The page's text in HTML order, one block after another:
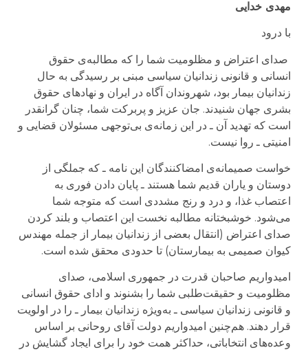
مهدی خدایی
با درود
صدای اعتراض و مظلومیت شما را که مطالبه‌ی حقوق
انسانی و قانونی زندانیان سیاسی مبنی بر رسیدگی به حال
زندانیان بیمار بود، شهروندان آگاه در ایران و نهادهای حقوق
بشری جهان شنیدند. جان عزیز و پربرکت شما، چنان گرانقدر
است که تهدید آن ـ در این زمانه‌ی بی‌توجهی مسئولان قضایی و
امنیتی ـ روا نیست.
خواست صمیمانه‌ی امضاکنندگان این نامه ـ که جملگی از
دوستان و یاران قدیم شما هستند ـ پایان دادن فوری به
اعتصاب غذا، و درد و رنج مشددی است که متوجه شما
می‌شود. خوشبختانه مطالبه نخست این اعتصاب و بلند کردن
صدای اعتراض (انتقال بعضی از زندانیان بیمار از جمله مهندس
کیوان صمیمی به بیمارستان) تا حدودی محقق شده است.
امیدواریم صاحبان قدرت در جمهوری اسلامی، صدای
مظلومیت و حقیقت‌طلبی شما را بشنوند و ادای حقوق انسانی
و قانونی زندانیان سیاسی ـ به‌ویژه زندانیان بیمار ـ را در اولویت
قرار دهند. هم‌چنین امیدواریم دولت آقای روحانی بر اساس
وعده‌های انتخاباتی، حداکثر همت خود را برای ایجاد گشایش در